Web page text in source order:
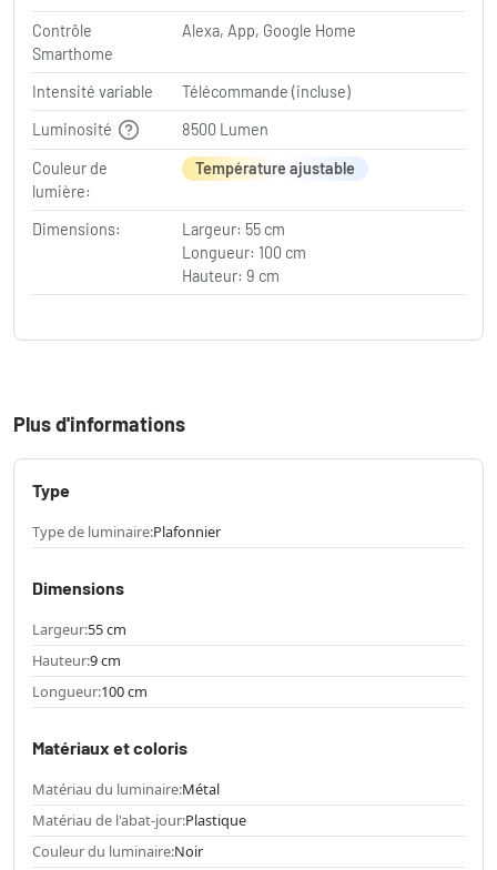
Contrôle
Smarthome
Alexa, App, Google Home
Intensité variable
Télécommande (incluse)
Luminosité
8500 Lumen
Couleur de
lumière:
Température ajustable
Dimensions:
Largeur: 55 cm
Longueur: 100 cm
Hauteur: 9 cm
Plus d'informations
Type
Type de luminaire:Plafonnier
Dimensions
Largeur:55 cm
Hauteur:9 cm
Longueur:100 cm
Matériaux et coloris
Matériau du luminaire:Métal
Matériau de l'abat-jour:Plastique
Couleur du luminaire:Noir